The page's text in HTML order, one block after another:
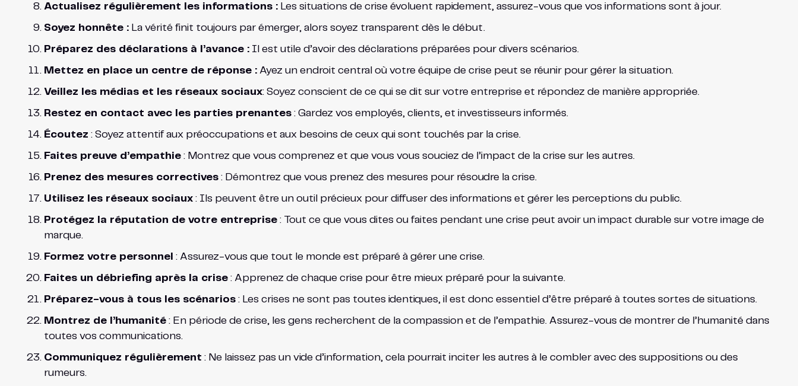
Actualisez régulièrement les informations :Les situations de crise évoluent rapidement, assurez-vous que vos informations sont à jour.
Soyez honnête :La vérité finit toujours par émerger, alors soyez transparent dès le début.
Préparez des déclarations à l’avance :Il est utile d’avoir des déclarations préparées pour divers scénarios.
Mettez en place un centre de réponse :Ayez un endroit central où votre équipe de crise peut se réunir pour gérer la situation.
Veillez les médias et les réseaux sociaux: Soyez conscient de ce qui se dit sur votre entreprise et répondez de manière appropriée.
Restez en contact avec les parties prenantes: Gardez vos employés, clients, et investisseurs informés.
Écoutez : Soyez attentif aux préoccupations et aux besoins de ceux qui sont touchés par la crise.
Faites preuve d’empathie: Montrez que vous comprenez et que vous vous souciez de l’impact de la crise sur les autres.
Prenez des mesures correctives: Démontrez que vous prenez des mesures pour résoudre la crise.
Utilisez les réseaux sociaux: Ils peuvent être un outil précieux pour diffuser des informations et gérer les perceptions du public.
Protégez la réputation de votre entreprise: Tout ce que vous dites ou faites pendant une crise peut avoir un impact durable sur votre image de
marque.
Formez votre personnel : Assurez-vous que tout le monde est préparé à gérer une crise.
Faites un débriefing après la crise: Apprenez de chaque crise pour être mieux préparé pour la suivante.
Préparez-vous à tous les scénarios: Les crises ne sont pas toutes identiques, il est donc essentiel d’être préparé à toutes sortes de situations.
Montrez de l’humanité: En période de crise, les gens recherchent de la compassion et de l’empathie. Assurez-vous de montrer de l’humanité dans
toutes vos communications.
Communiquez régulièrement : Ne laissez pas un vide d’information, cela pourrait inciter les autres à le combler avec des suppositions ou des
rumeurs.